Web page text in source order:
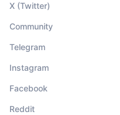
X (Twitter)
Community
Telegram
Instagram
Facebook
Reddit